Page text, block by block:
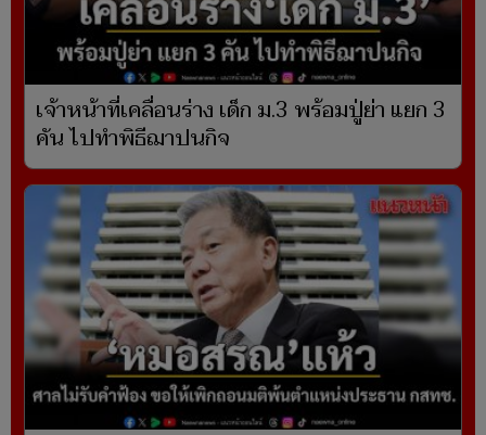
เจ้าหน้าที่เคลื่อนร่าง เด็ก ม.3 พร้อมปู่ย่า แยก 3
คัน ไปทำพิธีฌาปนกิจ